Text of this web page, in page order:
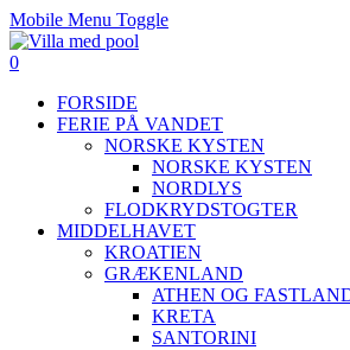
Mobile Menu Toggle
0
FORSIDE
FERIE PÅ VANDET
NORSKE KYSTEN
NORSKE KYSTEN
NORDLYS
FLODKRYDSTOGTER
MIDDELHAVET
KROATIEN
GRÆKENLAND
ATHEN OG
KRETA
SANTORINI